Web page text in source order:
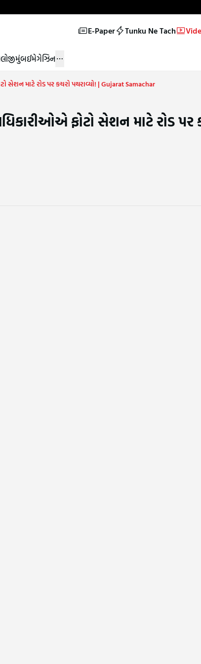
E-Paper Tunku Ne Tach
મુંબઈમેગેઝિન
સેશન માટે રોડ પર કચરો પથરાવ્યો! | Gujarat Samachar
ફોટો સેશન માટે રોડ પર